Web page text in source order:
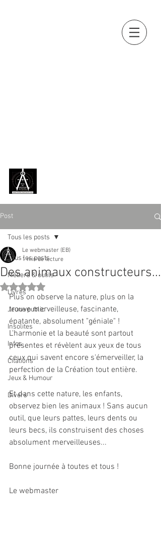
Post
Tous les posts
Métiers & outils
Livres
Jeune public
Insolites
Infos
Citations
Jeux & Humour
Divers
Tous les posts
Des animaux constructeurs...
Le webmaster (EB)
1 min de lecture
Noté NaN étoiles sur 5.
Plus on observe la nature, plus on la
trouve merveilleuse, fascinante,
épatante, absolument "géniale" !
L'harmonie et la beauté sont partout
présentes et révèlent aux yeux de tous
ceux qui savent encore s'émerveiller, la
perfection de la Création tout entière.
Et dans cette nature, les enfants,
observez bien les animaux ! Sans aucun
outil, que leurs pattes, leurs dents ou
leurs becs, ils construisent des choses
absolument merveilleuses...
Bonne journée à toutes et tous !
Le webmaster